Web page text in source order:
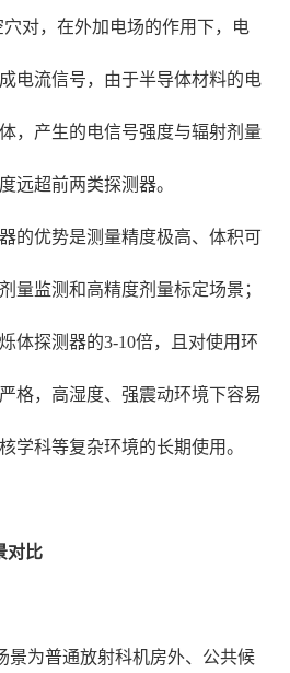
对，在外加电场的作用下，电
电流信号，由于半导体材料的电
，产生的电信号强度与辐射剂量
远超前两类探测器。
的优势是测量精度极高、体积可
量监测和高精度剂量标定场景；
体探测器的3-10倍，且对使用环
格，高湿度、强震动环境下容易
学科等复杂环境的长期使用。
对比
景为普通放射科机房外、公共候